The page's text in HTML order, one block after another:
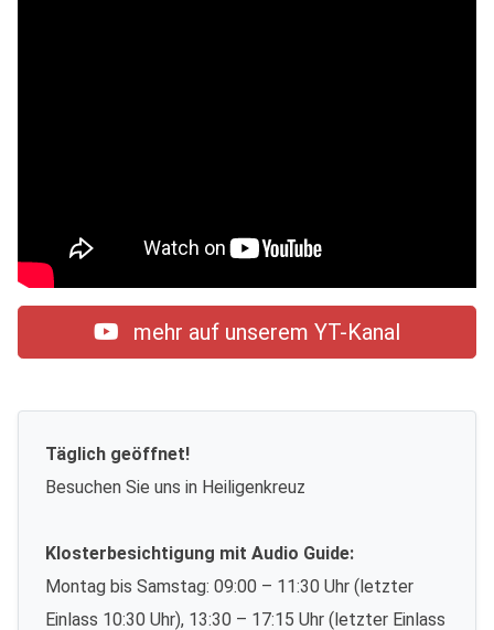
mehr auf unserem YT-Kanal
Täglich geöffnet!
Besuchen Sie uns in Heiligenkreuz
Klosterbesichtigung mit Audio Guide:
Montag bis Samstag: 09:00 – 11:30 Uhr (letzter
Einlass 10:30 Uhr), 13:30 – 17:15 Uhr (letzter Einlass